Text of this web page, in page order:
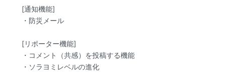
[通知機能]
・防災メール
[リポーター機能]
・コメント（共感）を投稿する機能
・ソラヨミレベルの進化